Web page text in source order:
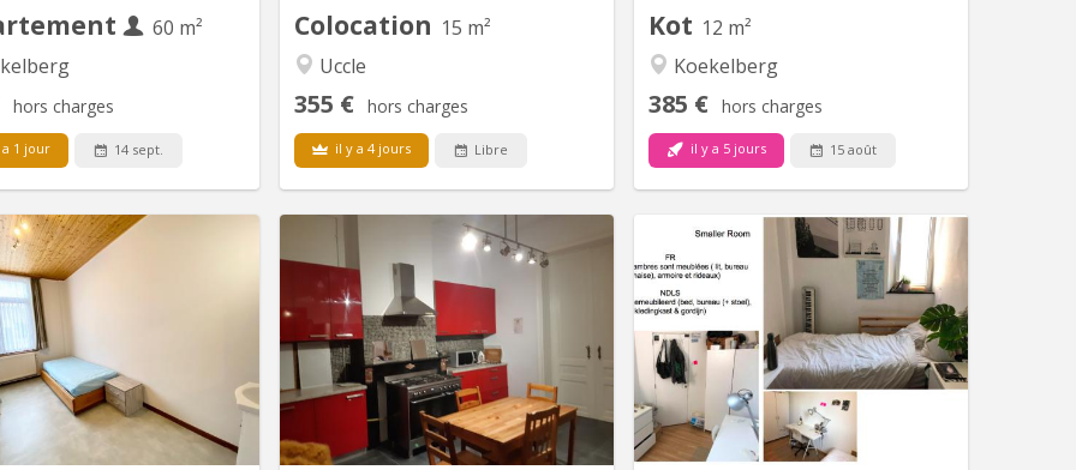
60 m²
hors charges
a 1 jour 14 sept.
Colocation 15 m²
Uccle
355 € hors charges
il y a 4 jours Libre
Kot 12 m²
Koekelberg
385 € hors charges
il y a 5 jours 15 août
résidentiel vert, agréable et
à qq minutes du centre ville en
transport en commun. Maison
spécialement conçue pour les
Contrats de 11 ou 12 mois
au choix. Les chambres sont
toutes équipées d’un
personnel, cuisine collective.
BK 16024
J'ai une chambre à vous proposer dans
une colocation sympa près de tram
bus et métro pour une pour visite et
info contact par mail je vous
répondrais volontiers.
BK 16629
FR – Bail 1 an (renouvelable) à partir
du 1er septembre Appartement 3
chambres au cœur de Bruxelles (Rue
Dansaert) recherche 1 colocataire
sympa pour une chambre qui se libère
à partir de septembre. L’appartement
dispose d’un bel espace de vie
lumineux avec salon, salle à manger et